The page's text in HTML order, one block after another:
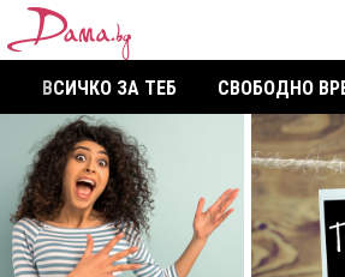
ВСИЧКО ЗА ТЕБ СВОБОДНО